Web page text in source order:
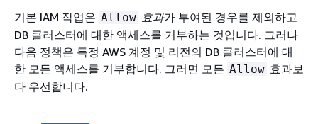
기본 IAM 작업은 Allow 효과가 부여된 경우를 제외하고
DB 클러스터에 대한 액세스를 거부하는 것입니다. 그러나
다음 정책은 특정 AWS 계정 및 리전의 DB 클러스터에 대
한 모든 액세스를 거부합니다. 그러면 모든 Allow 효과보
다 우선합니다.